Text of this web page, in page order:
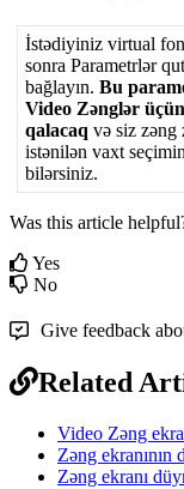
İstədiyiniz virtual
sonra Parametrlər
bağlayın. Bu
Video Zənglər üçün
qalacaq və siz zəng
istənilən vaxt seç
bilərsiniz.
Was this article
Yes
No
Give feedback
Related
Video Zəng
Zəng ekranının
Zəng ekranı